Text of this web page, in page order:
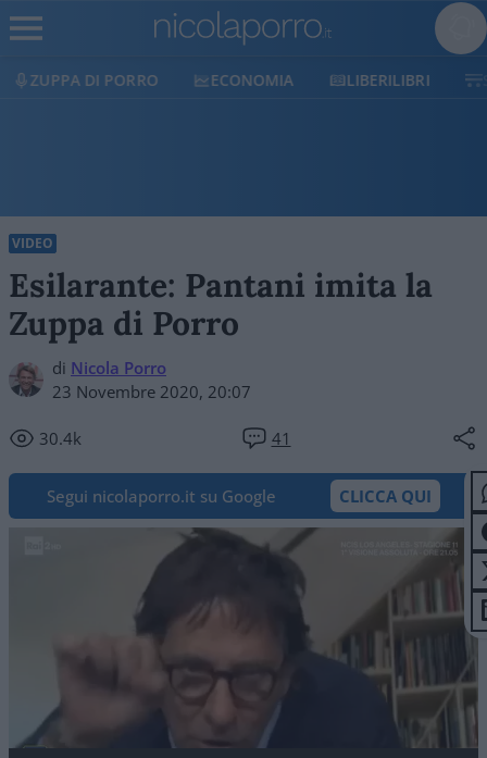
ECONOMIA LIBERILIBRI SHOP SOSTIENICI
VIDEO
Esilarante: Pantani imita la
Zuppa di Porro
di Nicola Porro
23 Novembre 2020, 20:07
30.4k 41
Segui nicolaporro.it su Google CLICCA QUI